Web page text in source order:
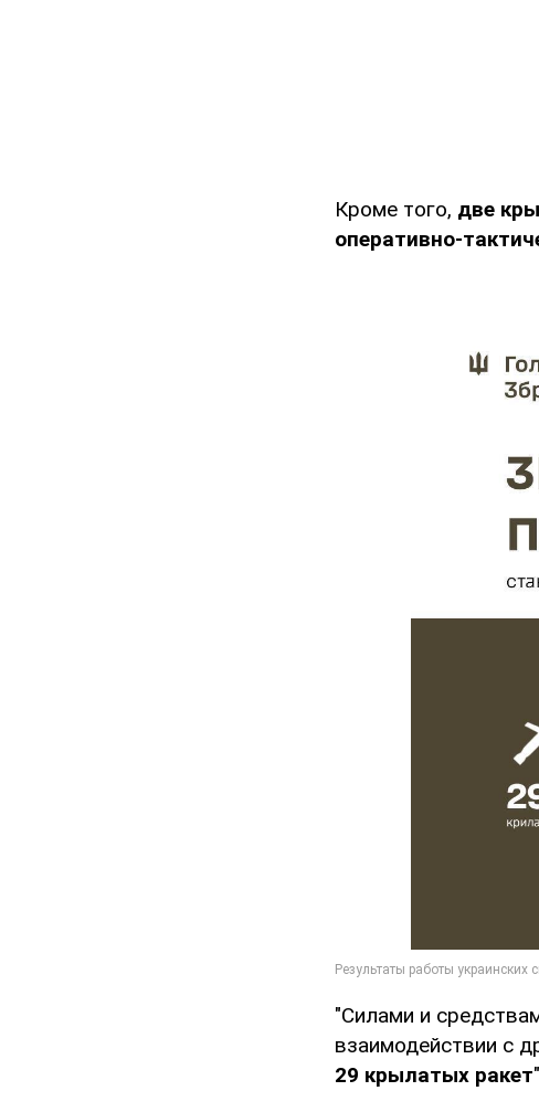
Кроме того, две
оперативно-
"Силами и
взаимодействии с
29 крылатых ракет